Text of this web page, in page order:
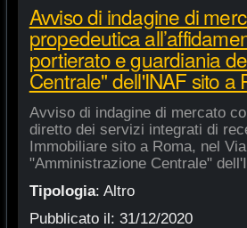
Avviso di indagine di
propedeutica
portierato e guardiania
Centrale" dell'INAF sito a
Avviso di indagine di mercato
diretto dei servizi integrati di
Immobiliare sito a Roma, nel
"Amministrazione Centrale"
Tipologia: Altro
Pubblicato il: 31/12/2020